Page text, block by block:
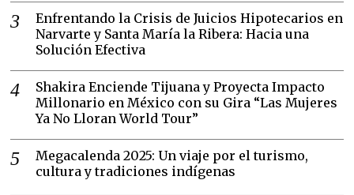
Enfrentando la Crisis de Juicios Hipotecarios en
Narvarte y Santa María la Ribera: Hacia una
Solución Efectiva
Shakira Enciende Tijuana y Proyecta Impacto
Millonario en México con su Gira “Las Mujeres
Ya No Lloran World Tour”
Megacalenda 2025: Un viaje por el turismo,
cultura y tradiciones indígenas